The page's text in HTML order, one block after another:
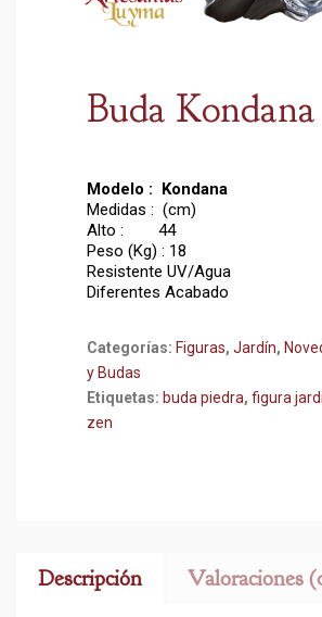
Buda Kondana
Modelo : Kondana
Medidas : (cm)
Alto : 44
Peso (Kg) : 18
Resistente UV/Agua
Diferentes Acabado
Categorías: Figuras, Jardín,
y Budas
Etiquetas: buda piedra, figura
zen
Descripción Valoraciones